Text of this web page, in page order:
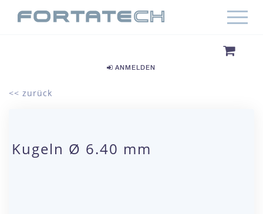
ANMELDEN
<< zurück
Kugeln Ø 6.40 mm